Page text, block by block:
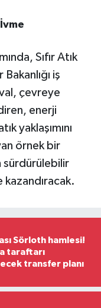
Sıfır Atık
iş
çevreye
enerji
yaklaşımını
örnek bir
sürdürülebilir
Sörloth hamlesi!
taraftarı
transfer planı